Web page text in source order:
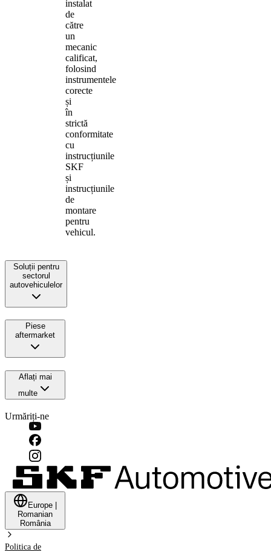
instalat
de
către
un
mecanic
calificat,
folosind
instrumentele
corecte
și
în
strictă
conformitate
cu
instrucțiunile
SKF
și
instrucțiunile
de
montare
pentru
vehicul.
Soluții pentru
sectorul
autovehiculelor
Piese
aftermarket
Aflați mai
multe
Urmăriți-ne
Europe
Romanian
România
Politica de